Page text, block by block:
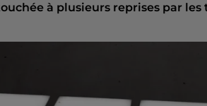
à plusieurs reprises par